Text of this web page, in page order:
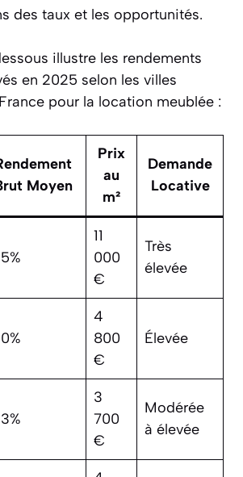
des taux et les opportunités.
illustre les rendements
en 2025 selon les villes
pour la location meublée :
Moyen
Prix
au
m²
Demande
Locative
11
000
€
Très
élevée
4
800
€
Élevée
3
700
€
Modérée
à élevée